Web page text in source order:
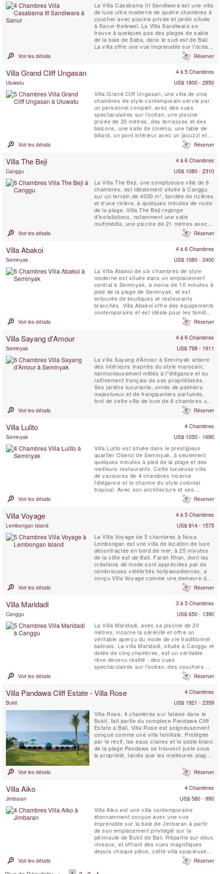
La Villa Casabama III Sandiwara est une villa
de luxe ultra moderne de quatre chambres à
coucher avec piscine privée et jardin située
à Sanur-Ketewel. La Villa Sandiwara se
trouve à quelques pas des plages de sable
de la baie de Saba, dans le sud-est de Bali.
La villa offre une vue imprenable sur l'océan
à proximité et sur le volcan. La Villa
Casabama III Sandiwara est située dans
trois villas de luxe indépendantes et ...
Voir les détails Réserver
Villa Grand Cliff Ungasan 4 à 5 Chambres
Uluwatu
US$ 1800 - 2950
Villa Grand Cliff Ungasan, une villa de cinq
chambres de style contemporain servie par
un personnel complet, avec des vues
spectaculaires sur l'océan, une piscine
privée de 20 mètres, des terrasses et des
balcons, une salle de cinéma, une table de
billard, un pont inférieur avec un jacuzzi et
un belvédère de relaxation . Cette villa
exceptionnelle à Bali est située dans
d'une falaise sur la spectaculaire péninsule
Voir les détails Réserver
Villa The Beji 4 à 6 Chambres
Canggu
US$ 1080 - 2310
La Villa The Beji, une somptueuse villa de 6
chambres, est idéalement située à Canggu
sur un terrain de 4000 m², bordée de rizières
et d’une rivière, à quelques minutes de route
de la plage. Villa The Beji regorge
d’installations, notamment une salle
multimédia, une piscine de 21 mètres avec
zones peu profondes pour les jeunes
enfants, un espace de massage et spa de
football, un panier de basketball, un court de
Voir les détails Réserver
Villa Abakoi 4 à 6 Chambres
Seminyak
US$ 1080 - 2400
La Villa Abakoi de six chambres de style
moderne est située dans un emplacement
central à Seminyak, à moins de 10 minutes à
pied de la plage de Seminyak, et est
entourée de boutiques et restaurants
branchés. Villa Abakoi offre des équipements
contemporains et est idéale pour les familles
ou les amis à partager et à apprécier. Les
équipements de la villa comprennent un
gratuite, des chambres climatisées, une
Voir les détails Réserver
Villa Sayang d'Amour 4 à 6 Chambres
Seminyak
US$ 798 - 1911
La villa Sayang d’Amour à Seminyak arbore
des intérieurs inspirés du style marocain,
harmonieusement mêlés à l’'élégance et au
raffinement français de ses propriétaires.
Ses jardins luxuriants, ornés de palmiers
majestueux et de frangipaniers parfumés,
font de cette villa de luxe de 6 chambres un
véritable joyau balinais. Séjourner à la Villa
Sayang d’Amour, c’est plonger dans un conte
Voir les détails Réserver
Villa Lulito 4 Chambres
Seminyak
US$ 1030 - 1690
Villa Lulito est située dans le prestigieux
quartier Oberoi de Seminyak, à seulement
quelques minutes à pied de la plage et des
meilleurs restaurants. Cette luxueuse villa
de vacances de 4 chambres incarne
l'élégance et le charme du style colonial
tropical. Avec son architecture et ses
intérieurs entièrement blancs, Villa Lulito est
le refuge idéal à Bali pour des vacances
Voir les détails Réserver
Villa Voyage 4 à 5 Chambres
Lembongan Island
US$ 814 - 1575
La Villa Voyage de 5 chambres à Nusa
Lembongan est une villa de location de luxe
décontractée en bord de mer, à 25 minutes
de la côte est de Bali. Farah Khan, dont les
créations de mode sont appréciées par de
nombreuses célébrités hollywoodiennes, a
conçu Villa Voyage comme une demeure de
luxe pieds nus, tout en conservant le charme
d’antan des planchers en bois de cocotier,
des lampes en bois flotté dans un cadre ...
Voir les détails Réserver
Villa Maridadi 3 à 5 Chambres
Canggu
US$ 650 - 1390
La Villa Maridadi, avec sa piscine de 20
mètres, incarne la sérénité et offre un
véritable aperçu du mode de vie traditionnel
balinais. La villa Maridadi, située à Canggu et
dotée de cinq chambres, est un véritable
rêve devenu réalité : des vues
spectaculaires sur l’océan, des couchers de
soleil à couper le souffle et une vie luxueuse
en plein air au milieu de rizières verdoyantes
Villa Maridadi se trouve à quelques ...
Voir les détails Réserver
Villa Pandawa Cliff Estate - Villa Rose 4 Chambres
Bukit
US$ 1921 - 2359
Villa Rose, 4 chambres sur falaise dans le
Bukit, fait partie du complexe Pandawa Cliff
Estate a Bali. Villa Rose est soigneusement
conçue comme une villa familiale. Protégée
par le récif, les eaux claires et le sable blanc
de la plage Pandawa se trouvent juste sous
la propriété, tandis que les meilleures plages
Voir les détails Réserver
Villa Aiko 4 Chambres
Jimbaran
US$ 580 - 990
Villa Aiko est une villa contemporaine
étonnamment conçue avec une vue
imprenable sur la baie de Jimbaran à partir
de son emplacement privilégié sur la
péninsule de Bukit de Bali. Répartie sur deux
niveaux, et offrant des vues magnifiques
depuis chaque pièce, cette villa spacieuse et
lumineuse encadre deux côtés d’une piscine
à débordement de 15 mètres bordée d’un
jardin tropical. L'Est rencontre l'Ouest
Voir les détails Réserver